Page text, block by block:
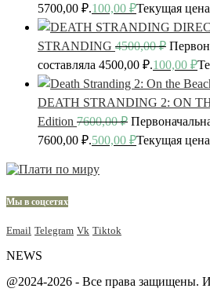
5700,00 ₽.100,00 ₽Текущая
STRANDING 4500,00₽
составляла 4500,00 ₽.100,00 ₽
DEATH STRANDING 2: ON
Edition 7600,00₽
7600,00 ₽.500,00 ₽Текущая
Мы в соцсетях
Email Telegram Vk Tiktok
NEWS
@2024-2026 - Все права защищены.